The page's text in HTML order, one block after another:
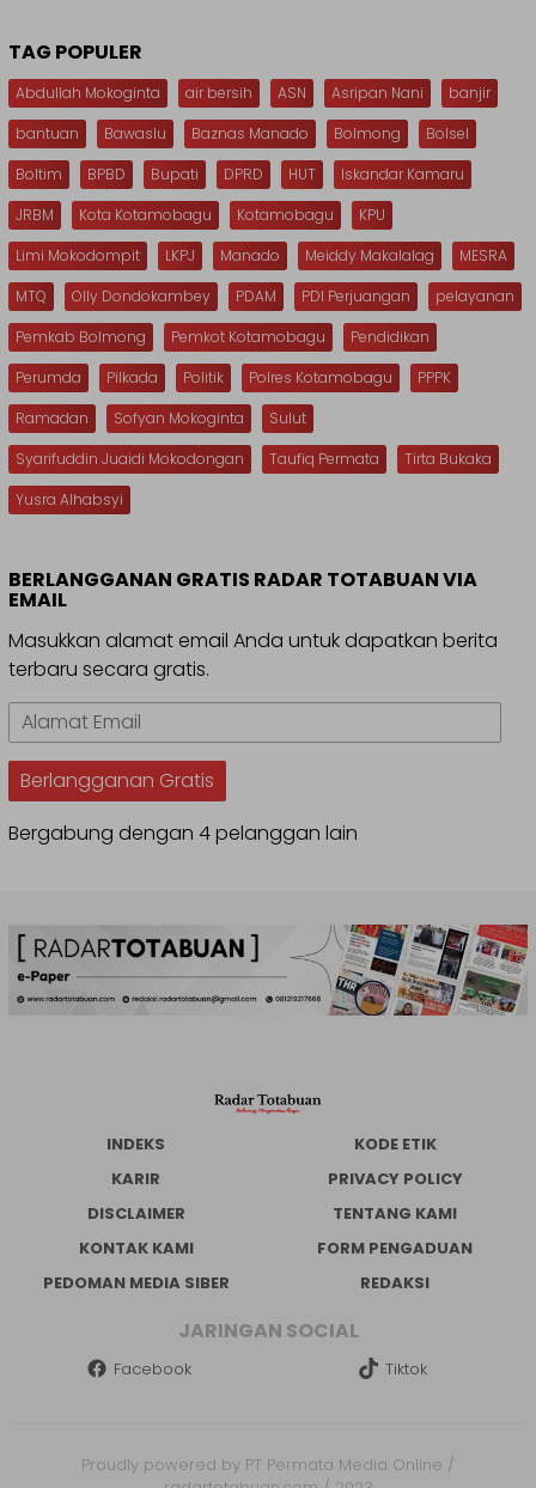
TAG POPULER
Abdullah Mokoginta air bersih ASN Asripan Nani
banjir
bantuan
Bawaslu Baznas Manado Bolmong
Bolsel
Boltim
BPBD Bupati DPRD HUT
Iskandar Kamaru
JRBM
Kota Kotamobagu Kotamobagu
KPU
Limi Mokodompit
LKPJ Manado Meiddy Makalalag
MESRA
MTQ
Olly Dondokambey PDAM PDI Perjuangan
pelayanan
Pemkab Bolmong
Pemkot Kotamobagu
Pendidikan
Perumda
Pilkada Politik Polres Kotamobagu
PPPK
Ramadan
Sofyan Mokoginta
Sulut
Syarifuddin Juaidi Mokodongan
Taufiq Permata
Tirta Bukaka
Yusra Alhabsyi
BERLANGGANAN GRATIS RADAR TOTABUAN VIA
EMAIL
Masukkan alamat email Anda untuk dapatkan berita
terbaru secara gratis.
Alamat
Email
Berlangganan Gratis
Bergabung dengan 4 pelanggan lain
INDEKS
KODE ETIK
KARIR
PRIVACY POLICY
DISCLAIMER
TENTANG KAMI
KONTAK KAMI
FORM PENGADUAN
PEDOMAN MEDIA SIBER
REDAKSI
JARINGAN SOCIAL
Facebook Tiktok
Proudly powered by PT Permata Media Online /